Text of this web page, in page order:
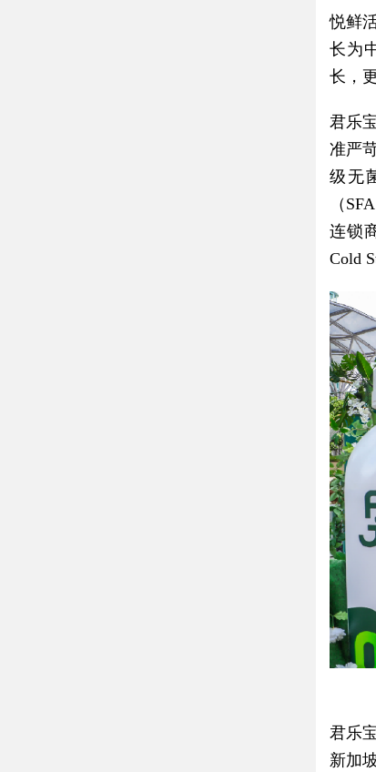
悦鲜
长为
长，
君乐
准严
级无
（
连锁
Cold
君乐
新加